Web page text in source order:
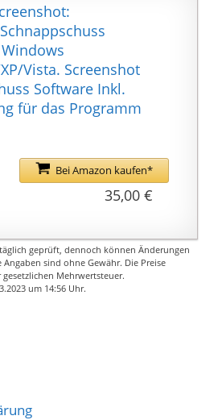
Vista. Screenshot
Software Inkl.
für das Programm
Bei Amazon kaufen*
35,00 €
geprüft, dennoch können Änderungen
sind ohne Gewähr. Die Preise
Mehrwertsteuer.
um 14:56 Uhr.